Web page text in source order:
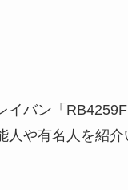
イバン「
人や有名人を紹介